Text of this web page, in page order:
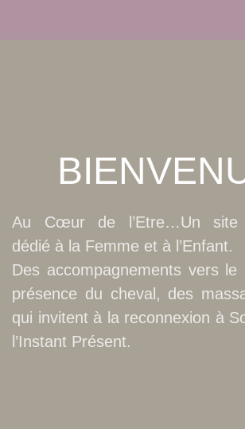
Au Cœur de l’Etre…Un site
dédié à la Femme et à l’Enfant.
Des accompagnements vers le
présence du cheval, des
qui invitent à la reconnexion à
l’Instant Présent.